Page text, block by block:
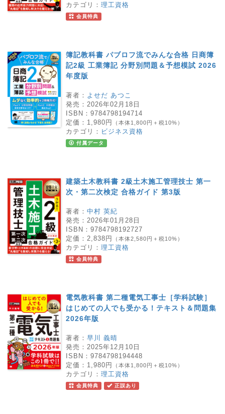
カテゴリ： 理工資格
会員特典
簿記教科書 パブロフ流でみんな合格 日商簿
記2級 工業簿記 分野別問題＆予想模試 2026
年度版
著者： よせだ あつこ
発売： 2026年02月18日
ISBN： 9784798194714
定価： 1,980円 （本体1,800円＋税10%）
カテゴリ： ビジネス資格
付属データ
建築土木教科書 2級土木施工管理技士 第一
次・第二次検定 合格ガイド 第3版
著者： 中村 英紀
発売： 2026年01月28日
ISBN： 9784798192727
定価： 2,838円 （本体2,580円＋税10%）
カテゴリ： 理工資格
会員特典
電気教科書 第二種電気工事士［学科試験］
はじめての人でも受かる！テキスト＆問題集
2026年版
著者： 早川 義晴
発売： 2025年12月10日
ISBN： 9784798194448
定価： 1,980円 （本体1,800円＋税10%）
カテゴリ： 理工資格
会員特典 正誤あり